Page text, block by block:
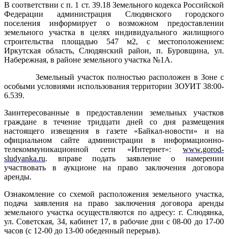
В соответствии с п. 1 ст. 39.18 Земельного кодекса Российской
Федерации администрация Слюдянского городского
поселения информирует о возможном предоставлении
земельного участка в целях индивидуального жилищного
строительства площадью 547 м2, с местоположением:
Иркутская область, Слюдянский район, п. Буровщина, ул.
Набережная, в районе земельного участка №1А.
Земельный участок полностью расположен в Зоне с
особыми условиями использования территории ЗОУИТ 38:00-
6.539.
Заинтересованные в предоставлении земельных участков
граждане в течение тридцати дней со дня размещения
настоящего извещения в газете «Байкал-новости» и на
официальном сайте администрации в информационно-
телекоммуникационной сети «Интернет»: www.gorod-
sludyanka.ru. вправе подать заявление о намерении
участвовать в аукционе на право заключения договора
аренды.
Ознакомление со схемой расположения земельного участка,
подача заявления на право заключения договора аренды
земельного участка осуществляются по адресу: г. Слюдянка,
ул. Советская, 34, кабинет 17, в рабочие дни с 08-00 до 17-00
часов (с 12-00 до 13-00 обеденный перерыв).